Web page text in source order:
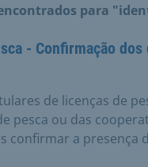
para
- Confirmação dos
de licenças de
pesca ou das
confirmar a presença